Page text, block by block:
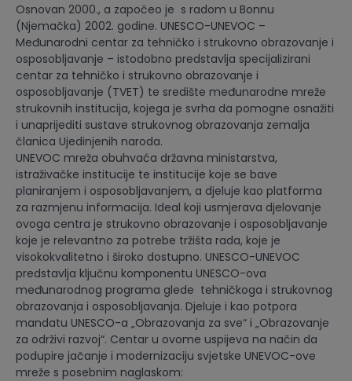
Osnovan 2000., a započeo je s radom u Bonnu
(Njemačka) 2002. godine. UNESCO-UNEVOC –
Međunarodni centar za tehničko i strukovno obrazovanje i
osposobljavanje – istodobno predstavlja specijalizirani
centar za tehničko i strukovno obrazovanje i
osposobljavanje (TVET) te središte međunarodne mreže
strukovnih institucija, kojega je svrha da pomogne osnažiti
i unaprijediti sustave strukovnog obrazovanja zemalja
članica Ujedinjenih naroda.
UNEVOC mreža obuhvaća državna ministarstva,
istraživačke institucije te institucije koje se bave
planiranjem i osposobljavanjem, a djeluje kao platforma
za razmjenu informacija. Ideal koji usmjerava djelovanje
ovoga centra je strukovno obrazovanje i osposobljavanje
koje je relevantno za potrebe tržišta rada, koje je
visokokvalitetno i široko dostupno. UNESCO-UNEVOC
predstavlja ključnu komponentu UNESCO-ova
međunarodnog programa glede tehničkoga i strukovnog
obrazovanja i osposobljavanja. Djeluje i kao potpora
mandatu UNESCO-a „Obrazovanja za sve“ i „Obrazovanje
za održivi razvoj“. Centar u ovome uspijeva na način da
podupire jačanje i modernizaciju svjetske UNEVOC-ove
mreže s posebnim naglaskom: